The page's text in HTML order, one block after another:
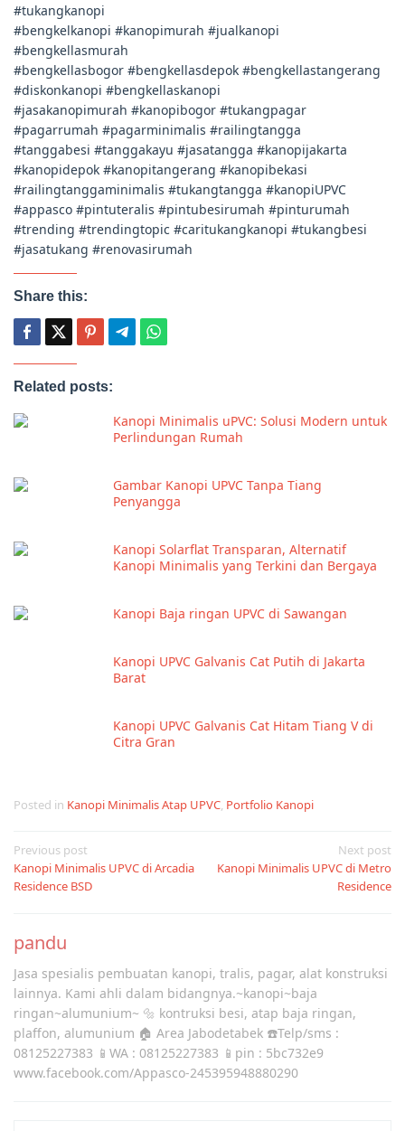
#tukangkanopi
#bengkelkanopi #kanopimurah #jualkanopi
#bengkellasmurah
#bengkellasbogor #bengkellasdepok #bengkellastangerang
#diskonkanopi #bengkellaskanopi
#jasakanopimurah #kanopibogor #tukangpagar
#pagarrumah #pagarminimalis #railingtangga
#tanggabesi #tanggakayu #jasatangga #kanopijakarta
#kanopidepok #kanopitangerang #kanopibekasi
#railingtanggaminimalis #tukangtangga #kanopiUPVC
#appasco #pintuteralis #pintubesirumah #pinturumah
#trending #trendingtopic #caritukangkanopi #tukangbesi
#jasatukang #renovasirumah
Share this:
Related posts:
Kanopi Minimalis uPVC: Solusi Modern untuk
Perlindungan Rumah
Gambar Kanopi UPVC Tanpa Tiang
Penyangga
Kanopi Solarflat Transparan, Alternatif
Kanopi Minimalis yang Terkini dan Bergaya
Kanopi Baja ringan UPVC di Sawangan
Kanopi UPVC Galvanis Cat Putih di Jakarta
Barat
Kanopi UPVC Galvanis Cat Hitam Tiang V di
Citra Gran
Posted in Kanopi Minimalis Atap UPVC, Portfolio Kanopi
Post
navigation
Previous post
Kanopi Minimalis UPVC di Arcadia
Residence BSD
Next post
Kanopi Minimalis UPVC di Metro
Residence
pandu
Jasa spesialis pembuatan kanopi, tralis, pagar, alat konstruksi
lainnya. Kami ahli dalam bidangnya.~kanopi~baja
ringan~alumunium~ 🔩 kontruksi besi, atap baja ringan,
plaffon, alumunium 🏠 Area Jabodetabek ☎️Telp/sms :
08125227383 📱WA : 08125227383 📱pin : 5bc732e9
www.facebook.com/Appasco-245395948880290